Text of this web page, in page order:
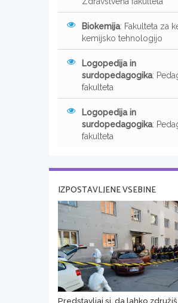
Biokemija: Fakulteta za
kemijsko tehnologijo
Logopedija in
surdopedagogika:
fakulteta
Logopedija in
surdopedagogika:
fakulteta
IZPOSTAVLJENE VSEBINE
Predstavljaj si, da lahko